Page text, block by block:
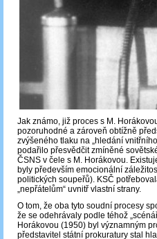
Jak známo, již proces s M.
pozoruhodné a zároveň obtížně
zvýšeného tlaku na „hledání
podařilo přesvědčit zmíněné
ČSNS v čele s M. Horákovou.
byly především emocionální
politických soupeřů). KSČ
„nepřátelům“ uvnitř vlastní strany.
O tom, že oba tyto soudní procesy
že se odehrávaly podle téhož
Horákovou (1950) byl významným
představitel státní prokuratury stal